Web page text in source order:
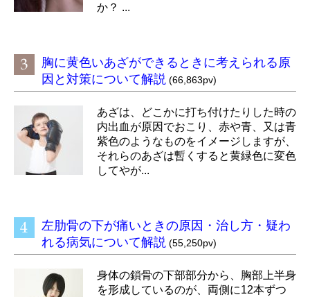
か？ ...
胸に黄色いあざができるときに考えられる原
因と対策について解説 (66,863pv)
あざは、どこかに打ち付けたりした時の
内出血が原因でおこり、赤や青、又は青
紫色のようなものをイメージしますが、
それらのあざは暫くすると黄緑色に変色
してやが...
左肋骨の下が痛いときの原因・治し方・疑わ
れる病気について解説 (55,250pv)
身体の鎖骨の下部部分から、胸部上半身
を形成しているのが、両側に12本ずつ